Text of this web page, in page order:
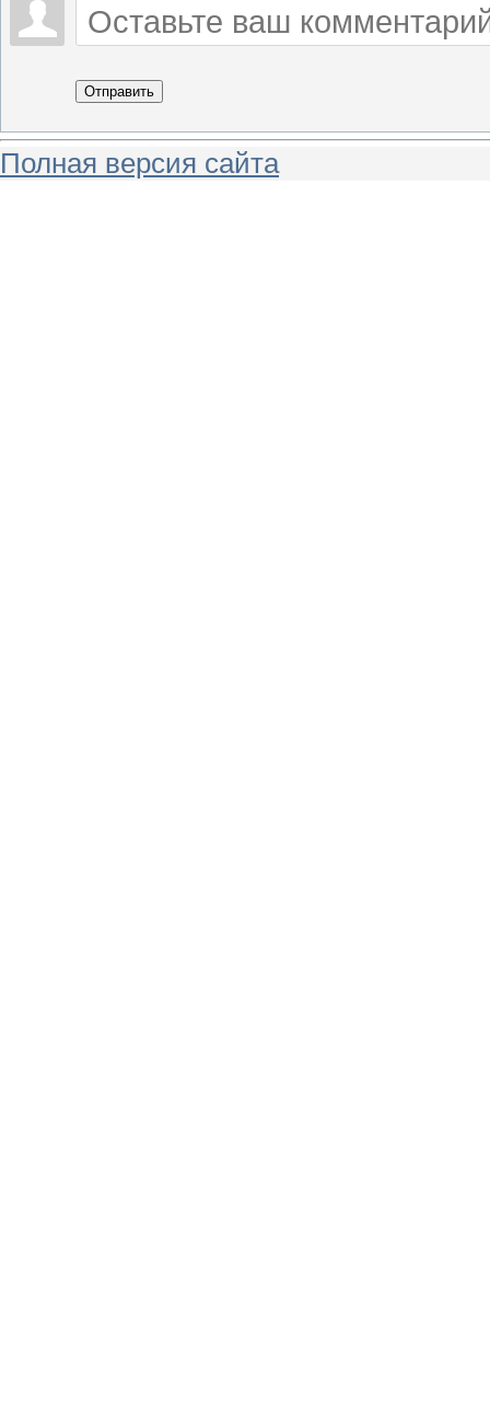
Отправить
Полная версия сайта